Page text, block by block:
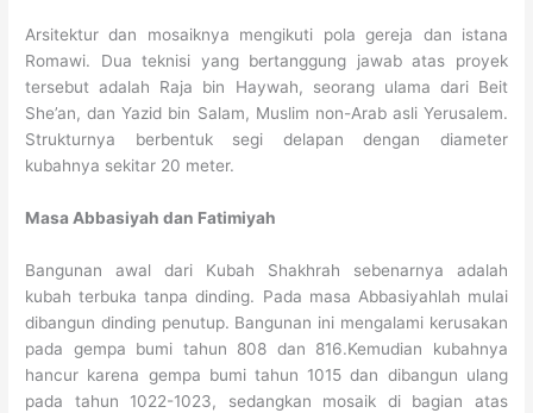
Arsitektur dan mosaiknya mengikuti pola gereja dan istana
Romawi. Dua teknisi yang bertanggung jawab atas proyek
tersebut adalah Raja bin Haywah, seorang ulama dari Beit
She’an, dan Yazid bin Salam, Muslim non-Arab asli Yerusalem.
Strukturnya berbentuk segi delapan dengan diameter
kubahnya sekitar 20 meter.
Masa Abbasiyah dan Fatimiyah
Bangunan awal dari Kubah Shakhrah sebenarnya adalah
kubah terbuka tanpa dinding. Pada masa Abbasiyahlah mulai
dibangun dinding penutup. Bangunan ini mengalami kerusakan
pada gempa bumi tahun 808 dan 816.Kemudian kubahnya
hancur karena gempa bumi tahun 1015 dan dibangun ulang
pada tahun 1022-1023, sedangkan mosaik di bagian atas